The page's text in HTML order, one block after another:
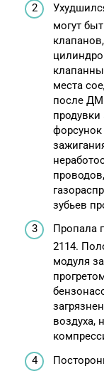
могут
места
после
продувки
зубьев
Пропала
2114.
модуля
воздуха,